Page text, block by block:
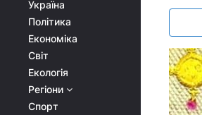
Україна
Політика
Економіка
Світ
Екологія
Регіони
Спорт